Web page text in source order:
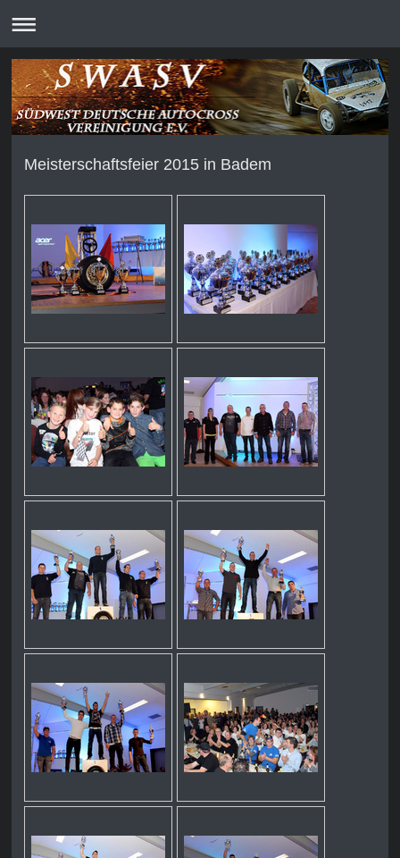
Meisterschaftsfeier 2015 in Badem